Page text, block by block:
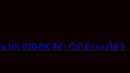
MK-020-BK สีดำ (ใส่ไม้กลองได้ 9